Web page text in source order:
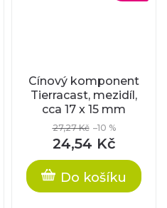
Cínový komponent
Tierracast, mezidíl,
cca 17 x 15 mm
27,27 Kč –10 %
24,54 Kč
Do košíku